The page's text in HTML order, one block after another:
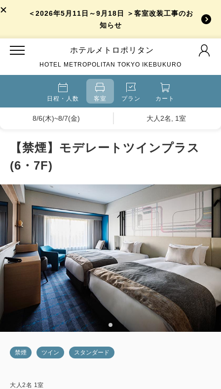
＜2026年5月11日～9月18日 ＞客室改装工事のお
知らせ
ホテルメトロポリタン
HOTEL METROPOLITAN TOKYO IKEBUKURO
日程・人数 客室 プラン カート
8/6(木)~8/7(金) 大人2名, 1室
【禁煙】モデレートツインプラス
(6・7F)
禁煙 ツイン スタンダード
大人 2名 1 室